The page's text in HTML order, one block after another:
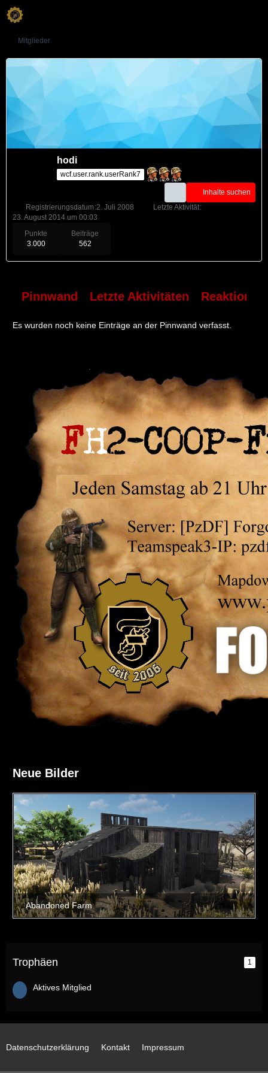
Mitglieder
hodi
wcf.user.rank.userRank7
Punkte
3.000
Beiträge
562
Inhalte suchen
Registrierungsdatum 2. Juli 2008
Letzte Aktivität
23. August 2014 um 00:03
Pinnwand Letzte Aktivitäten Reaktionen
Es wurden noch keine Einträge an der Pinnwand verfasst.
Neue Bilder
Trophäen 1
Aktives Mitglied
Datenschutzerklärung Kontakt Impressum